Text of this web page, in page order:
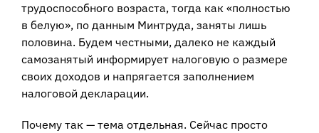
трудоспособного возраста, тогда как «полностью
в белую», по данным Минтруда, заняты лишь
половина. Будем честными, далеко не каждый
самозанятый информирует налоговую о размере
своих доходов и напрягается заполнением
налоговой декларации.
Почему так — тема отдельная. Сейчас просто